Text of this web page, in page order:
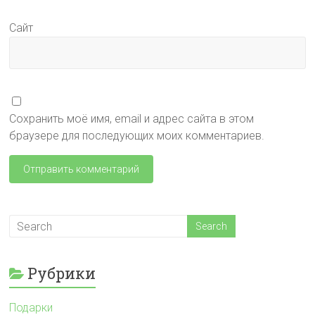
Сайт
Сохранить моё имя, email и адрес сайта в этом
браузере для последующих моих комментариев.
Рубрики
Подарки